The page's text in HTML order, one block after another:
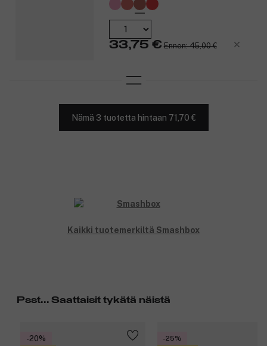
Suojaa ihoa ympäristön haittavaikutuksilta, kuten
saasteilta ja siniseltä valolta.
33,75 € Ennen: 45,00 €
Nämä 3 tuotetta hintaan 71,70 €
Kaikki tuotemerkiltä Smashbox
Psst... Saattaisit tykätä näistä
-20%
-25%